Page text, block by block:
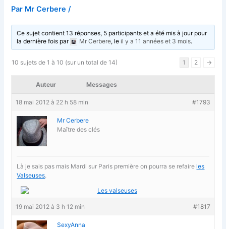
Par Mr Cerbere/
Ce sujet contient 13 réponses, 5 participants et a été mis à jour pour
la dernière fois par
Mr Cerbere, le il y a 11 années et 3 mois.
10 sujets de 1 à 10 (sur un total de 14) 1 2 →
Auteur Messages
18 mai 2012 à 22 h 58 min #1793
Mr Cerbere
Maître des clés
Là je sais pas mais Mardi sur Paris première on pourra se refaire les
Valseuses.
19 mai 2012 à 3 h 12 min #1817
SexyAnna